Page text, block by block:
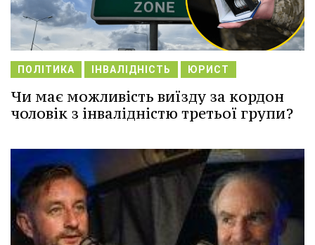
ПОЛІТИКА ІНВАЛІДНІСТЬ ЮРИСТ
Чи має можливість виїзду за кордон
чоловік з інвалідністю третьої групи?